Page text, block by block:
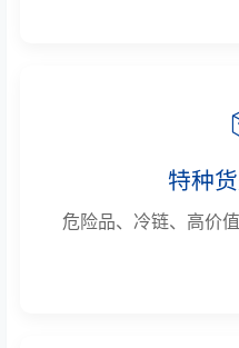
特种
危险品、冷链、高价